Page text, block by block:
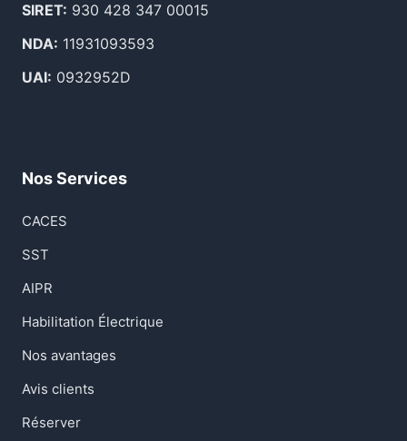
SIRET: 930 428 347 00015
NDA: 11931093593
UAI: 0932952D
Nos Services
CACES
SST
AIPR
Habilitation Électrique
Nos avantages
Avis clients
Réserver